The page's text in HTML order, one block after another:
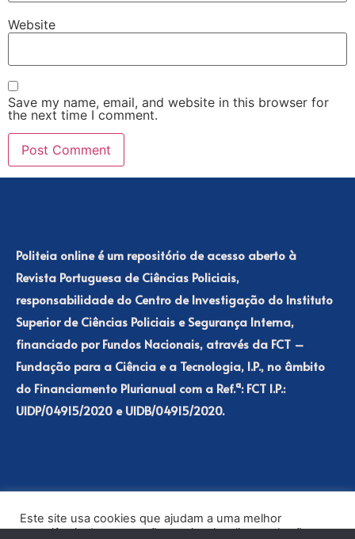
Website
Save my name, email, and website in this browser for
the next time I comment.
Politeia online é um repositório de acesso aberto à
Revista Portuguesa de Ciências Policiais,
responsabilidade do Centro de Investigação do Instituto
Superior de Ciências Policiais e Segurança Interna,
financiado por Fundos Nacionais, através da FCT –
Fundação para a Ciência e a Tecnologia, I.P., no âmbito
do Financiamento Plurianual com a Ref.ª: FCT I.P.:
UIDP/04915/2020 e UIDB/04915/2020.
Este site usa cookies que ajudam a uma melhor
experiência de navegação no site. Ao clicar no botão